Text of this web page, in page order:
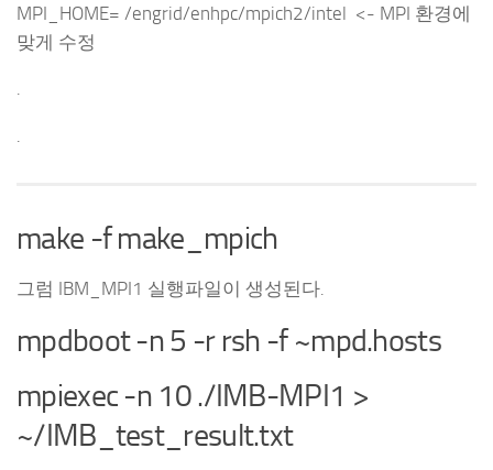
MPI_HOME= /engrid/enhpc/mpich2/intel <- MPI 환경에
맞게 수정
.
.
make -f make_mpich
그럼 IBM_MPI1 실행파일이 생성된다.
mpdboot -n 5 -r rsh -f ~mpd.hosts
mpiexec -n 10 ./IMB-MPI1 >
~/IMB_test_result.txt